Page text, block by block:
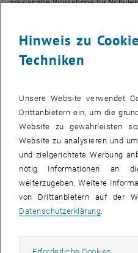
praxisnahe Workshops für
Kooperationspartner
Studentinnen hier einen
Knapp 200 junge Frauen haben
und sich einen Live-Eindruck in
verschafft. Vielen Dank
durch ihr Engagement helfen ein
vermitteln und potentielle
motivieren.
Ein weiteres, sehr engagiertes
den Bereich Technik zu
Hinweis zu
Techniken
Unsere Website verwendet
Drittanbietern ein, um die
Website zu gewährleisten
Website zu analysieren und
und zielgerichtete Werbung
nötig Informationen an
weiterzugeben. Weitere
von Drittanbietern auf der
Datenschutzerklärung